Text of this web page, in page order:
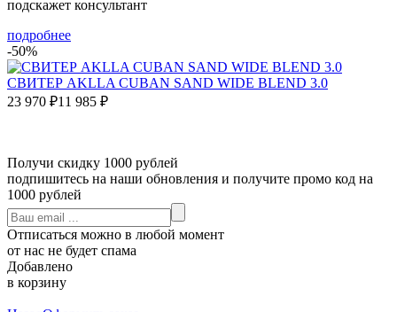
подскажет консультант
подробнее
-50%
СВИТЕР AKLLA CUBAN SAND WIDE BLEND 3.0
23 970 ₽11 985 ₽
Получи скидку 1000 рублей
подпишитесь на наши обновления и получите промо код на
1000 рублей
Отписаться можно в любой момент
от нас не будет спама
Добавлено
в корзину